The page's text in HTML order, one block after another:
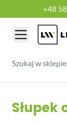
+48
Przejdź do treści
Słupek